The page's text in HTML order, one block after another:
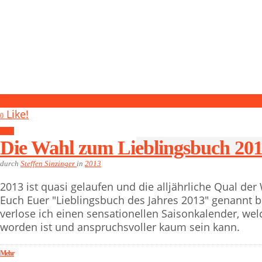
0 Like!
Die Wahl zum Lieblingsbuch
durch Steffen Sinzinger in 2013
2013 ist quasi gelaufen und die alljährliche Qual
Euch Euer "Lieblingsbuch des Jahres 2013"
verlose ich einen sensationellen Saisonkalender,
worden ist und anspruchsvoller kaum sein kann.
Mehr